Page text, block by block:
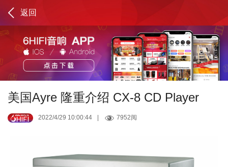
返回
美国Ayre 隆重介绍 CX-8 CD Player
2022/4/29 10:00:44 7952阅